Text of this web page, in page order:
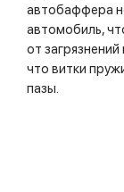
автобаффера
автомобиль,
от
что витки
пазы.